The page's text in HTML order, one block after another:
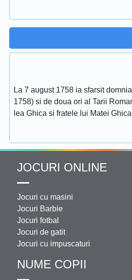
La 7 august 1758 ia sfarsit
1758) si de doua ori al Tarii
lea Ghica si fratele lui Matei
JOCURI ONLINE
Jocuri cu masini
Jocuri Barbie
Jocuri fotbal
Jocuri de gatit
Jocuri cu impuscaturi
NUME COPII